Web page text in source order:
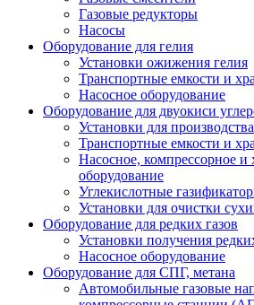
Газовые редукторы
Насосы
Оборудование для гелия
Установки ожижения гелия
Транспортные емкости и
Насосное оборудование
Оборудование для двуокиси
Установки для
Транспортные емкости и
Насосное, компрессорное и
оборудование
Углекислотные
Установки для очистки
Оборудование для редких газов
Установки получения
Насосное оборудование
Оборудование для СПГ, метана
Автомобильные газовые